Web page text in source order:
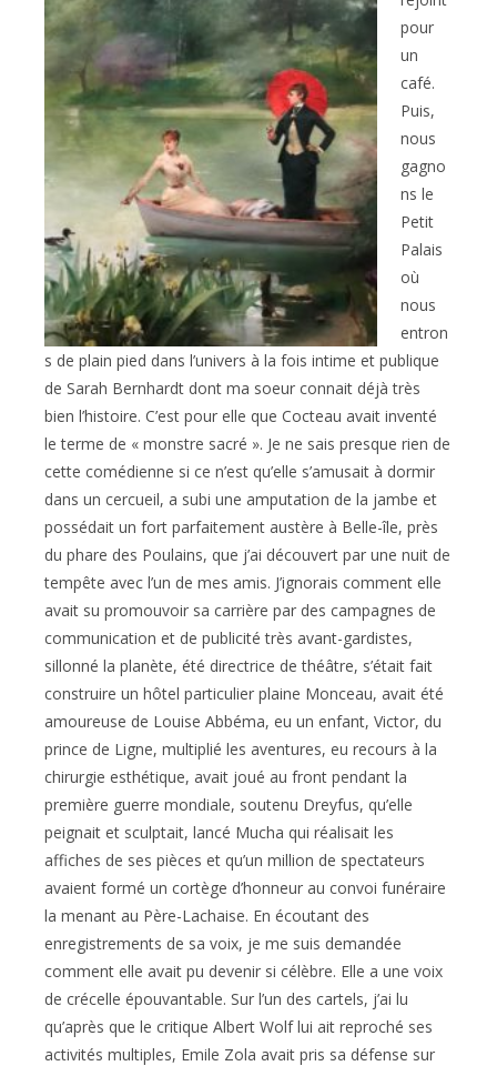
pour
un
café.
Puis,
nous
gagno
ns le
Petit
Palais
où
nous
entron
s de plain pied dans l’univers à la fois intime et publique
de Sarah Bernhardt dont ma soeur connait déjà très
bien l’histoire. C’est pour elle que Cocteau avait inventé
le terme de « monstre sacré ». Je ne sais presque rien de
cette comédienne si ce n’est qu’elle s’amusait à dormir
dans un cercueil, a subi une amputation de la jambe et
possédait un fort parfaitement austère à Belle-île, près
du phare des Poulains, que j’ai découvert par une nuit de
tempête avec l’un de mes amis. J’ignorais comment elle
avait su promouvoir sa carrière par des campagnes de
communication et de publicité très avant-gardistes,
sillonné la planète, été directrice de théâtre, s’était fait
construire un hôtel particulier plaine Monceau, avait été
amoureuse de Louise Abbéma, eu un enfant, Victor, du
prince de Ligne, multiplié les aventures, eu recours à la
chirurgie esthétique, avait joué au front pendant la
première guerre mondiale, soutenu Dreyfus, qu’elle
peignait et sculptait, lancé Mucha qui réalisait les
affiches de ses pièces et qu’un million de spectateurs
avaient formé un cortège d’honneur au convoi funéraire
la menant au Père-Lachaise. En écoutant des
enregistrements de sa voix, je me suis demandée
comment elle avait pu devenir si célèbre. Elle a une voix
de crécelle épouvantable. Sur l’un des cartels, j’ai lu
qu’après que le critique Albert Wolf lui ait reproché ses
activités multiples, Emile Zola avait pris sa défense sur